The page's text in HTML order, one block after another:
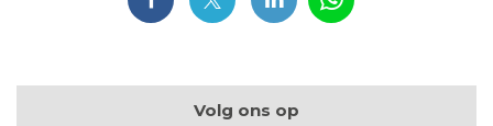
Volg ons op